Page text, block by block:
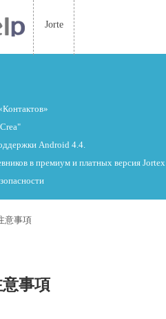
Jorte
Android 4.4.
в премиум и платных версия Jorteх
意事項
意事項